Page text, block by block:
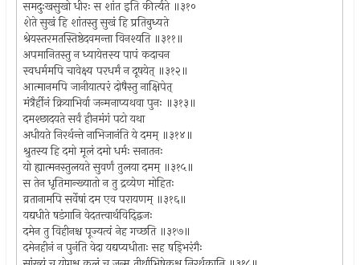
समदुःखसुखो धीरः स शांत इति कीर्त्यते ॥३१०
शेते सुखं हि शांतस्तु सुखं हि प्रतिबुध्यते
श्रेयस्तरमतस्तिष्ठेदवमन्ता विनश्यति ॥३११॥
अपमानितस्तु न ध्यायेत्तस्य पापं कदाचन
स्वधर्ममपि चावेक्ष्य परधर्मं न दूषयेत् ॥३१२॥
आत्मानमपि जानीयात्परं दोषैस्तु नाक्षिपेत्
मंत्रैर्हीनं क्रियाभिर्वा जन्मनाप्यथवा पुनः ॥३१३॥
दमश्छादयते सर्वं हीनमंगं पटो यथा
अधीयते निरर्थन्ते नाभिजानंति ये दमम् ॥३१४॥
श्रुतस्य हि दमो मूलं दमो धर्मः सनातनः
यो ह्यात्मनस्तुलयते सुवर्णं तुलया दमम् ॥३१५॥
स तेन धृतिमान्ख्यातो न तु द्रव्येण मोहितः
व्रतानामपि सर्वेषां दम एव परायणम् ॥३१६॥
यद्यधीते षडंगानि वेदतत्त्वार्थविद्द्विजः
दमेन तु विहीनश्च पूज्यत्वं नेह गच्छति ॥३१७॥
दमेनहीनं न पुनंति वेदा यद्यप्यधीताः सह षड्भिरंगैः